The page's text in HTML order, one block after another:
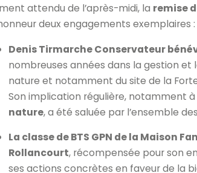
attendu de l’après-midi, la remise
deux engagements exemplaires :
Denis Tirmarche Conservateur
nombreuses années dans la gestion et
nature et notamment du site de la
Son implication régulière, notamment
nature, a été saluée par l’ensemble
La classe de BTS GPN de la Maison
Rollancourt, récompensée pour son
ses actions concrètes en faveur de la